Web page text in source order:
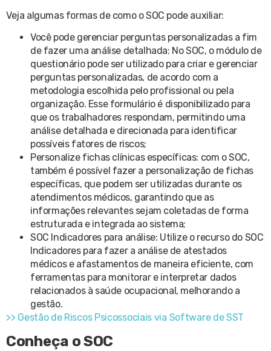
Veja algumas formas de como o SOC pode auxiliar:
Você pode gerenciar perguntas personalizadas a fim
de fazer uma análise detalhada: No SOC, o módulo de
questionário pode ser utilizado para criar e gerenciar
perguntas personalizadas, de acordo com a
metodologia escolhida pelo profissional ou pela
organização. Esse formulário é disponibilizado para
que os trabalhadores respondam, permitindo uma
análise detalhada e direcionada para identificar
possíveis fatores de riscos;
Personalize fichas clínicas específicas: com o SOC,
também é possível fazer a personalização de fichas
específicas, que podem ser utilizadas durante os
atendimentos médicos, garantindo que as
informações relevantes sejam coletadas de forma
estruturada e integrada ao sistema;
SOC Indicadores para análise: Utilize o recurso do SOC
Indicadores para fazer a análise de atestados
médicos e afastamentos de maneira eficiente, com
ferramentas para monitorar e interpretar dados
relacionados à saúde ocupacional, melhorando a
gestão.
>> Gestão de Riscos Psicossociais via Software de SST
Conheça o SOC